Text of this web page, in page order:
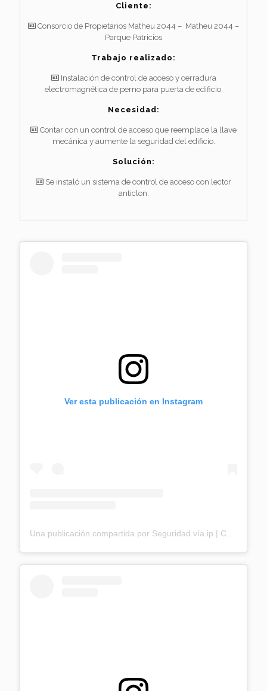
Cliente:
Consorcio de Propietarios Matheu 2044 – Matheu 2044 –
Parque Patricios
Trabajo realizado:
Instalación de control de acceso y cerradura
electromagnética de perno para puerta de edificio.
Necesidad:
Contar con un control de acceso que reemplace la llave
mecánica y aumente la seguridad del edificio.
Solución:
Se instaló un sistema de control de acceso con lector
anticlon.
Ver esta publicación en Instagram
Una publicación compartida por Seguridad vía ip | Controles de acceso | Buenos Aires (@seguridadviaip)